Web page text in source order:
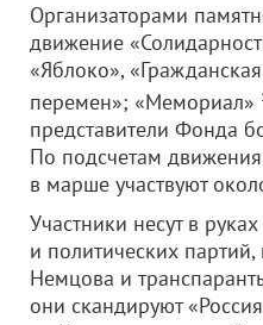
Организаторами
движение
«Яблоко»,
перемен»; «Мемориал»
представители Фонда
По подсчетам
в марше участвуют
Участники несут в
и политических
Немцова и
они скандируют